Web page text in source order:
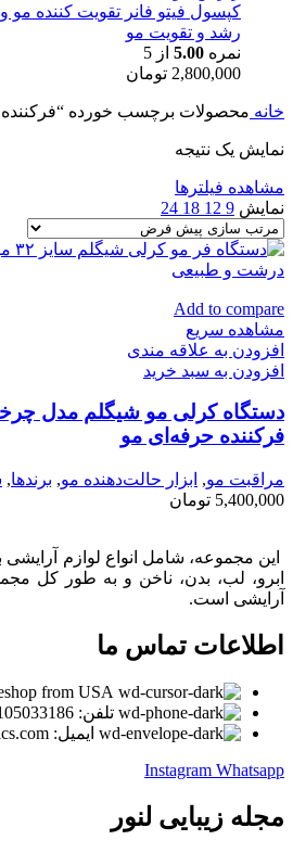
کپسول فیتو فانر تقویت کننده
رشد و تقویت مو
نمره 5.00 از 5
2,800,000 تومان
خانه محصولات برچسب خورده
نمایش یک نتیجه
مشاهده فیلترها
نمایش 9
12
18
24
Add to compare
مشاهده سریع
افزودن به علاقه مندی
افزودن به سبد خرید
فرکننده حرفه‌ای مو
مراقبت مو, ابزار حالت‌دهنده مو, برندها,
5,400,000 تومان
این مجموعه، شامل انواع لوازم
ابرو، لب، بدن، ناخن و به طور کل
آرایشی است.
اطلاعات تماس ما
from USA
تلفن: 09105033186
ایمیل: info@lenorcosmetics.com
Instagram Whatsapp
مجله زیبایی لنور